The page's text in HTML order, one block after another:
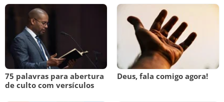
75 palavras para abertura
de culto com versículos
Deus, fala comigo agora!